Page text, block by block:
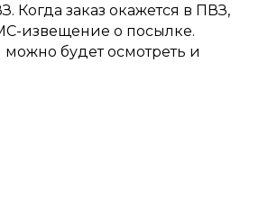
заказ окажется в ПВЗ,
извещение о посылке.
будет осмотреть и